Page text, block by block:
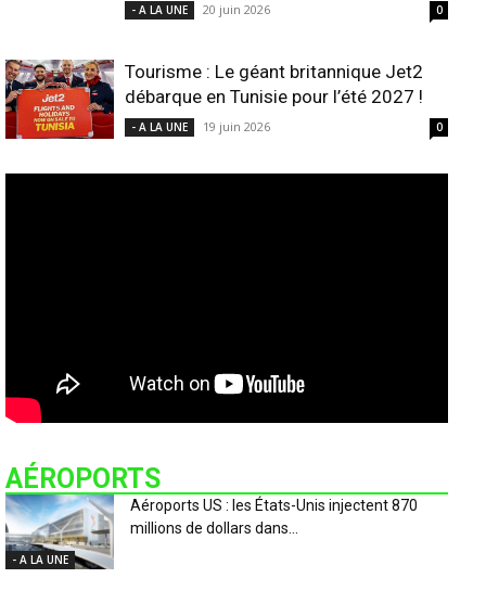
- A LA UNE 20 juin 2026 0
Tourisme : Le géant britannique Jet2
débarque en Tunisie pour l’été 2027 !
- A LA UNE 19 juin 2026 0
AÉROPORTS
- A LA UNE
Aéroports US : les États-Unis injectent 870
millions de dollars dans...